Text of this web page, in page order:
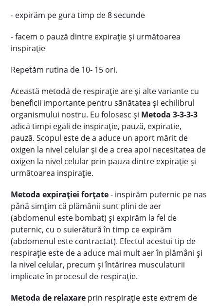
- expirăm pe gura timp de 8 secunde
- facem o pauză dintre expirație și următoarea
inspirație
Repetăm rutina de 10- 15 ori.
Această metodă de respirație are și alte variante cu
beneficii importante pentru sănătatea și echilibrul
organismului nostru. Eu folosesc și Metoda 3-3-3-3
adică timpi egali de inspirație, pauză, expiratie,
pauză.Scopul este de a aduce un aport mărit de
oxigen la nivel celular și de a crea apoi necesitatea de
oxigen la nivel celular prin pauza dintre expirație și
următoarea inspirație.
Metoda expirației forțate- inspirăm puternic pe nas
până simțim că plămânii sunt plini de aer
(abdomenul este bombat) și expirăm la fel de
puternic, cu o suierătură în timp ce expirăm
(abdomenul este contractat). Efectul acestui tip de
respirație este de a aduce mai mult aer în plămâni și
la nivel celular, precum și întărirea musculaturii
implicate în procesul de respirație.
Metoda de relaxare prin respirație este extrem de